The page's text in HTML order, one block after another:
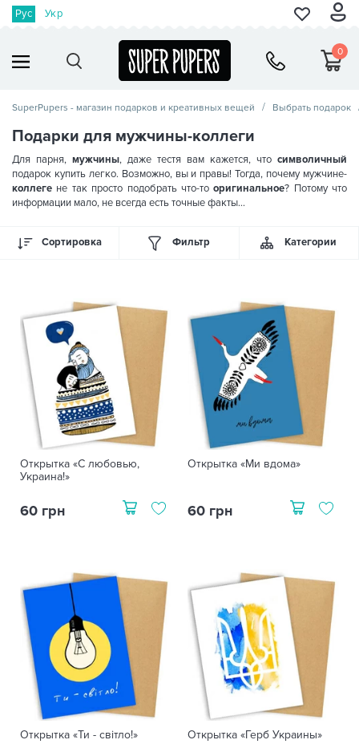
Рус Укр
0
SuperPupers - магазин подарков и креативных вещей Выбрать подарок
Подарки для мужчины-коллеги
Для парня, мужчины, даже тестя вам кажется, что символичный
подарок купить легко. Возможно, вы и правы! Тогда, почему мужчине-
коллеге не так просто подобрать что-тооригинальное? Потому что
информации мало, не всегда есть точные факты…
Сортировка Фильтр Категории
Открытка «С любовью,
Украина!»
60 грн
Открытка «Ми вдома»
60 грн
Открытка «Ти - світло!» Открытка «Герб Украины»